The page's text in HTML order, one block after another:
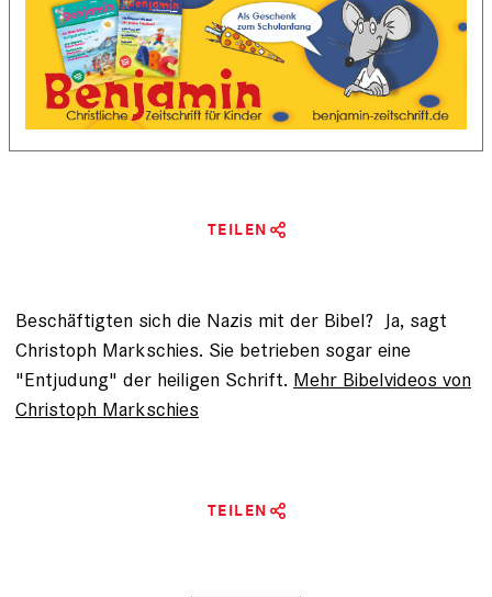
TEILEN
Beschäftigten sich die Nazis mit der Bibel? Ja, sagt
Christoph Markschies. Sie betrieben sogar eine
"Entjudung" der heiligen Schrift. Mehr Bibelvideos von
Christoph Markschies
TEILEN